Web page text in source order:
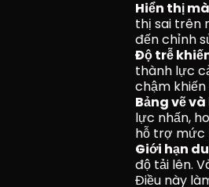
Hiển thị
thị sai trên
đến chỉnh
Độ trễ
thành lực
chậm
Bảng vẽ
lực nhấn,
hỗ trợ mức
Giới hạn
độ tải lên.
Điều này